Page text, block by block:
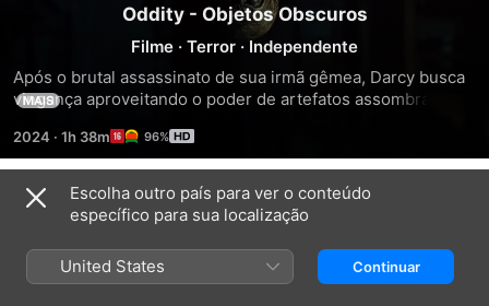
Oddity - Objetos Obscuros
Filme · Terror · Independente
Após o brutal assassinato de sua irmã gêmea, Darcy busca
vingança aproveitando o poder de artefatos assombrados
MAIS
2024 · 1h 38m 96%
Trailers
Escolha outro país para ver o conteúdo
específico para sua localização
United States Continuar